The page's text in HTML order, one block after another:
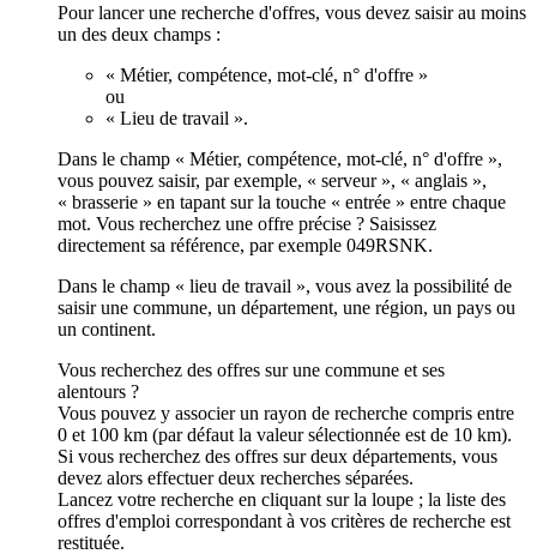
Pour lancer une recherche d'offres, vous devez saisir au moins
un des deux champs :
« Métier, compétence, mot-clé, n° d'offre »
ou
« Lieu de travail ».
Dans le champ « Métier, compétence, mot-clé, n° d'offre »,
vous pouvez saisir, par exemple, « serveur », « anglais »,
« brasserie » en tapant sur la touche « entrée » entre chaque
mot. Vous recherchez une offre précise ? Saisissez
directement sa référence, par exemple 049RSNK.
Dans le champ « lieu de travail », vous avez la possibilité de
saisir une commune, un département, une région, un pays ou
un continent.
Vous recherchez des offres sur une commune et ses
alentours ?
Vous pouvez y associer un rayon de recherche compris entre
0 et 100 km (par défaut la valeur sélectionnée est de 10 km).
Si vous recherchez des offres sur deux départements, vous
devez alors effectuer deux recherches séparées.
Lancez votre recherche en cliquant sur la loupe ; la liste des
offres d'emploi correspondant à vos critères de recherche est
restituée.